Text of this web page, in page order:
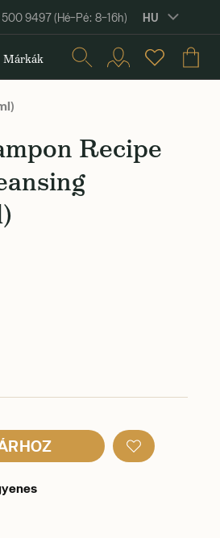
500 9497 (Hé–Pé: 8–16h) HU
Márkák
Recipe